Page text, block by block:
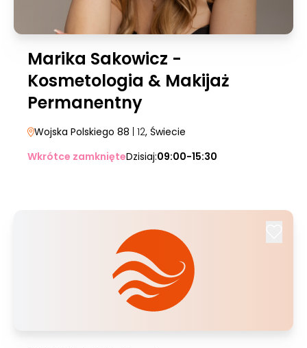
Marika Sakowicz -
Kosmetologia & Makijaż
Permanentny
Wojska Polskiego 88 | 12, Świecie
Wkrótce zamknięteDzisiaj:09:00-15:30